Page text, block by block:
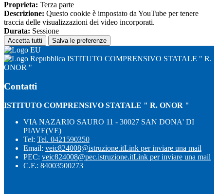
Proprieta: Terza parte
Descrizione: Questo cookie è impostato da YouTube per tenere
traccia delle visualizzazioni dei video incorporati.
Durata: Sessione
Accetta tutti Salva le preferenze
ISTITUTO COMPRENSIVO STATALE " R.
ONOR "
Contatti
ISTITUTO COMPRENSIVO STATALE " R. ONOR "
VIA NAZARIO SAURO 11 - 30027 SAN DONA' DI
PIAVE(VE)
Tel: Tel. 0421590350
Email: veic824008@istruzione.itLink per inviare una mail
PEC: veic824008@pec.istruzione.itLink per inviare una mail
C.F.: 84003500273